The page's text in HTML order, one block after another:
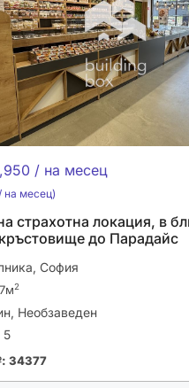
/ на месец
на месец)
страхотна локация, в
до Парадайс
София
2
Необзаведен
5
34377